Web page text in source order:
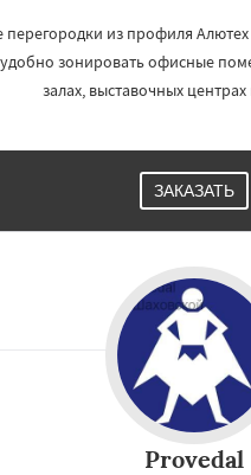
перегородки из профиля
зонировать офисные
залах, выставочных
ЗАКАЗАТЬ
Provedal